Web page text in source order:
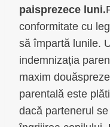
paisprezece luni.
conformitate cu
să împartă lunile.
indemnizația
maxim
parentală este
dacă partenerul